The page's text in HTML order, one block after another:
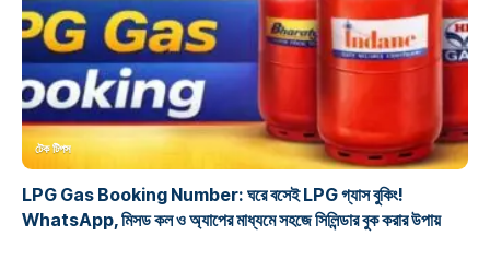
টেক টিপস
LPG Gas Booking Number: ঘরে বসেই LPG গ্যাস বুকিং!
WhatsApp, মিসড কল ও অ্যাপের মাধ্যমে সহজে সিলিন্ডার বুক করার উপায়